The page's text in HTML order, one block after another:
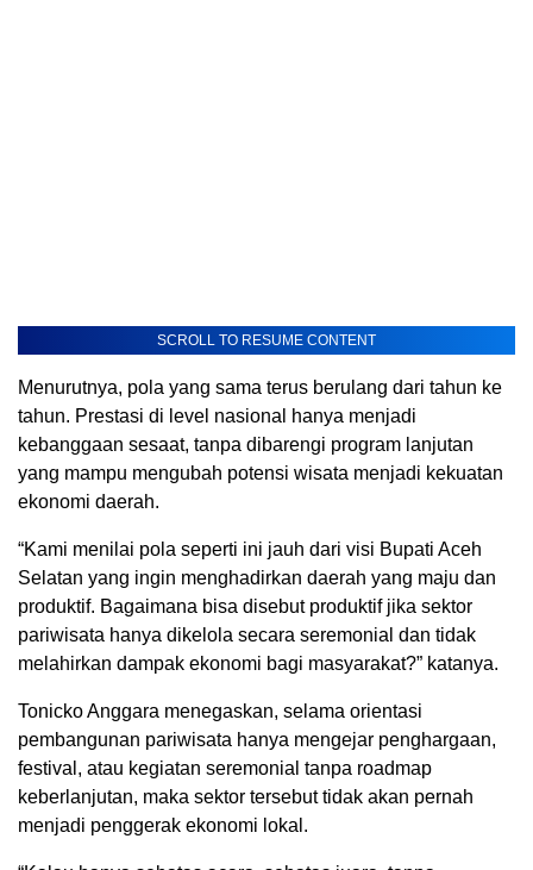
SCROLL TO RESUME CONTENT
Menurutnya, pola yang sama terus berulang dari tahun ke
tahun. Prestasi di level nasional hanya menjadi
kebanggaan sesaat, tanpa dibarengi program lanjutan
yang mampu mengubah potensi wisata menjadi kekuatan
ekonomi daerah.
“Kami menilai pola seperti ini jauh dari visi Bupati Aceh
Selatan yang ingin menghadirkan daerah yang maju dan
produktif. Bagaimana bisa disebut produktif jika sektor
pariwisata hanya dikelola secara seremonial dan tidak
melahirkan dampak ekonomi bagi masyarakat?” katanya.
Tonicko Anggara menegaskan, selama orientasi
pembangunan pariwisata hanya mengejar penghargaan,
festival, atau kegiatan seremonial tanpa roadmap
keberlanjutan, maka sektor tersebut tidak akan pernah
menjadi penggerak ekonomi lokal.